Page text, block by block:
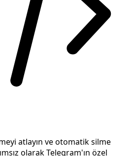
atlayın ve otomatik silme
olarak Telegram'ın özel